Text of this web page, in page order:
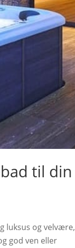
til din
luksus og velvære,
god ven eller